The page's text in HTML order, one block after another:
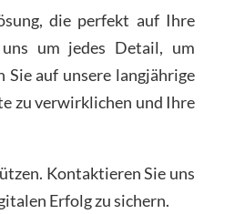
die perfekt auf Ihre
um jedes Detail, um
auf unsere langjährige
zu verwirklichen und Ihre
Kontaktieren Sie uns
Erfolg zu sichern.